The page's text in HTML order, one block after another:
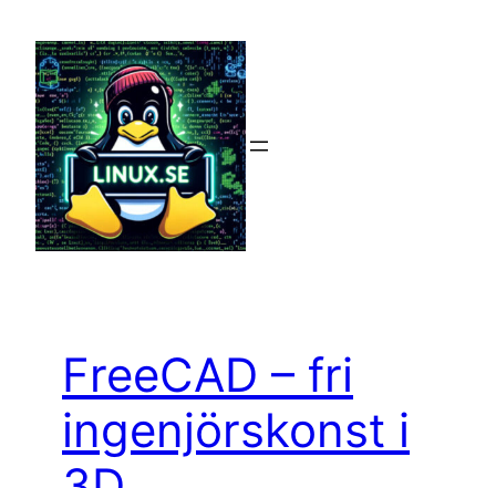
innehåll
FreeCAD – fri
ingenjörskonst i